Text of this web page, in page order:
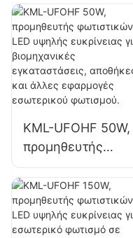
για εσωτερικούς
χώρους, όπως
βιομηχανικά
εργοστάσια και
αποθήκες.
KML-UFOHF 50W,
προμηθευτής
φωτιστικών LED
υψηλής ευκρίνειας
για βιομηχανικές
εγκαταστάσεις,